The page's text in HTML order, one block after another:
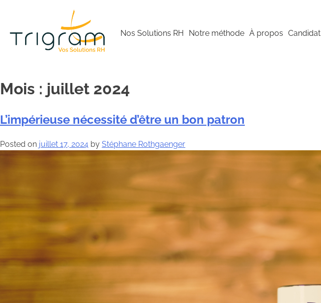
Nos Solutions RH Notre méthode À propos Candidat
Mois : juillet 2024
L’impérieuse nécessité d’être un bon patron
Posted on juillet 17, 2024 by Stéphane Rothgaenger